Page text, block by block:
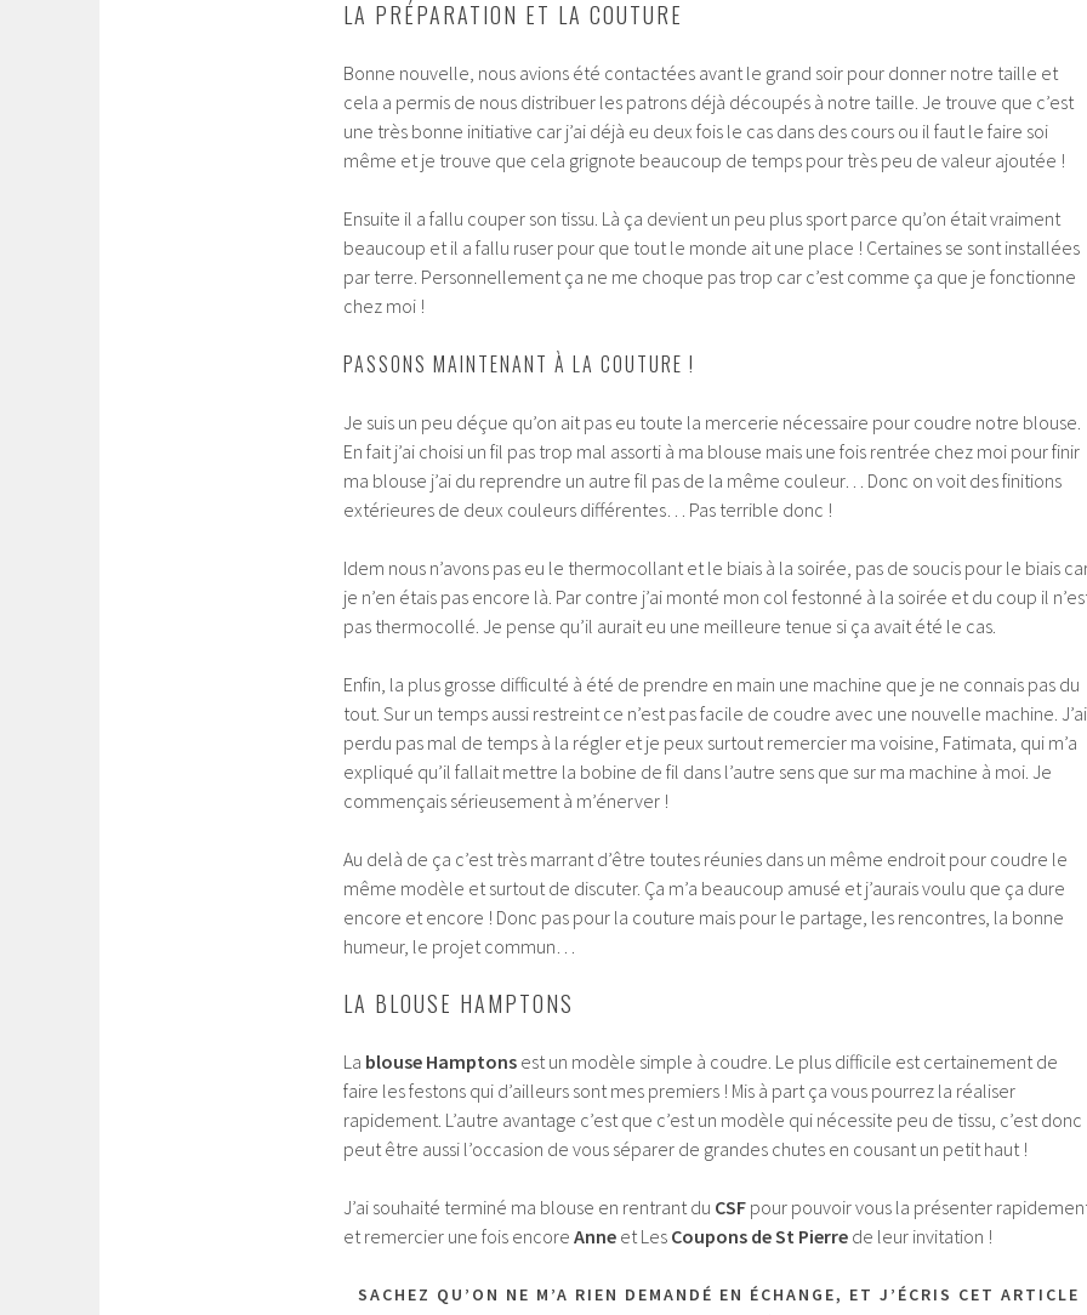
LA PRÉPARATION ET LA COUTURE
Bonne nouvelle, nous avions été contactées avant le grand soir pour donner notre taille et
cela a permis de nous distribuer les patrons déjà découpés à notre taille. Je trouve que c’est
une très bonne initiative car j’ai déjà eu deux fois le cas dans des cours ou il faut le faire soi
même et je trouve que cela grignote beaucoup de temps pour très peu de valeur ajoutée !
Ensuite il a fallu couper son tissu. Là ça devient un peu plus sport parce qu’on était vraiment
beaucoup et il a fallu ruser pour que tout le monde ait une place ! Certaines se sont installées
par terre. Personnellement ça ne me choque pas trop car c’est comme ça que je fonctionne
chez moi !
PASSONS MAINTENANT À LA COUTURE !
Je suis un peu déçue qu’on ait pas eu toute la mercerie nécessaire pour coudre notre blouse.
En fait j’ai choisi un fil pas trop mal assorti à ma blouse mais une fois rentrée chez moi pour finir
ma blouse j’ai du reprendre un autre fil pas de la même couleur… Donc on voit des finitions
extérieures de deux couleurs différentes… Pas terrible donc !
Idem nous n’avons pas eu le thermocollant et le biais à la soirée, pas de soucis pour le biais
je n’en étais pas encore là. Par contre j’ai monté mon col festonné à la soirée et du coup il
pas thermocollé. Je pense qu’il aurait eu une meilleure tenue si ça avait été le cas.
Enfin, la plus grosse difficulté à été de prendre en main une machine que je ne connais pas du
tout. Sur un temps aussi restreint ce n’est pas facile de coudre avec une nouvelle machine. J’ai
perdu pas mal de temps à la régler et je peux surtout remercier ma voisine, Fatimata, qui m’a
expliqué qu’il fallait mettre la bobine de fil dans l’autre sens que sur ma machine à moi. Je
commençais sérieusement à m’énerver !
Au delà de ça c’est très marrant d’être toutes réunies dans un même endroit pour coudre le
même modèle et surtout de discuter. Ça m’a beaucoup amusé et j’aurais voulu que ça dure
encore et encore ! Donc pas pour la couture mais pour le partage, les rencontres, la bonne
humeur, le projet commun…
LA BLOUSE HAMPTONS
La blouse Hamptons est un modèle simple à coudre. Le plus difficile est certainement de
faire les festons qui d’ailleurs sont mes premiers ! Mis à part ça vous pourrez la réaliser
rapidement. L’autre avantage c’est que c’est un modèle qui nécessite peu de tissu, c’est donc
peut être aussi l’occasion de vous séparer de grandes chutes en cousant un petit haut !
J’ai souhaité terminé ma blouse en rentrant du CSF pour pouvoir vous la présenter
et remercier une fois encore Anne et Les Coupons de St Pierre de leur invitation !
SACHEZ QU’ON NE M’A RIEN DEMANDÉ EN ÉCHANGE, ET J’ÉCRIS CET ARTICLE